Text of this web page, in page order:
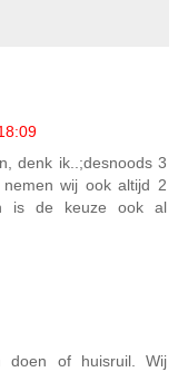
denk ik..;desnoods 3
wij ook altijd 2
is de keuze ook al
doen of huisruil. Wij